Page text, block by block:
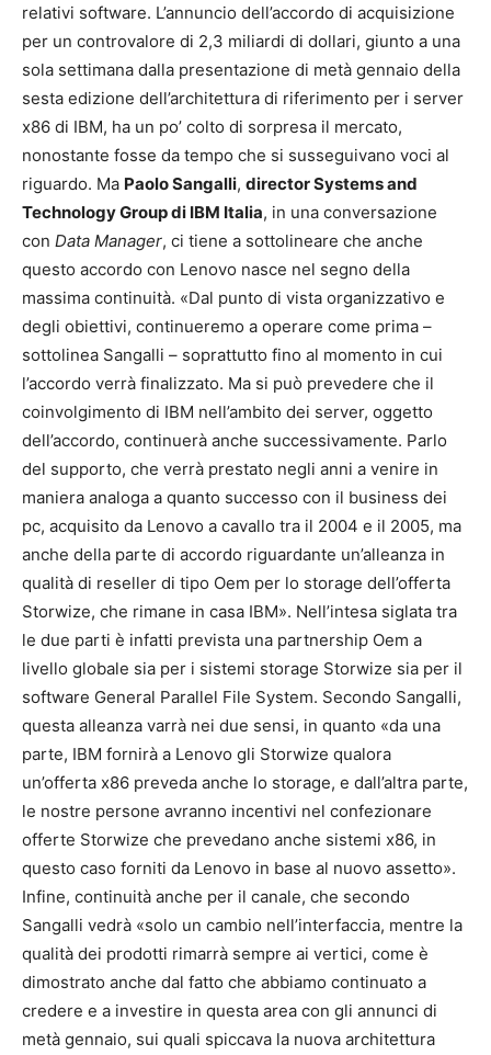
relativi software. L’annuncio dell’accordo di acquisizione
per un controvalore di 2,3 miliardi di dollari, giunto a una
sola settimana dalla presentazione di metà gennaio della
sesta edizione dell’architettura di riferimento per i server
x86 di IBM, ha un po’ colto di sorpresa il mercato,
nonostante fosse da tempo che si susseguivano voci al
riguardo. Ma Paolo Sangalli, director Systems and
Technology Group di IBM Italia, in una conversazione
con Data Manager, ci tiene a sottolineare che anche
questo accordo con Lenovo nasce nel segno della
massima continuità. «Dal punto di vista organizzativo e
degli obiettivi, continueremo a operare come prima –
sottolinea Sangalli – soprattutto fino al momento in cui
l’accordo verrà finalizzato. Ma si può prevedere che il
coinvolgimento di IBM nell’ambito dei server, oggetto
dell’accordo, continuerà anche successivamente. Parlo
del supporto, che verrà prestato negli anni a venire in
maniera analoga a quanto successo con il business dei
pc, acquisito da Lenovo a cavallo tra il 2004 e il 2005, ma
anche della parte di accordo riguardante un’alleanza in
qualità di reseller di tipo Oem per lo storage dell’offerta
Storwize, che rimane in casa IBM». Nell’intesa siglata tra
le due parti è infatti prevista una partnership Oem a
livello globale sia per i sistemi storage Storwize sia per il
software General Parallel File System. Secondo Sangalli,
questa alleanza varrà nei due sensi, in quanto «da una
parte, IBM fornirà a Lenovo gli Storwize qualora
un’offerta x86 preveda anche lo storage, e dall’altra parte,
le nostre persone avranno incentivi nel confezionare
offerte Storwize che prevedano anche sistemi x86, in
questo caso forniti da Lenovo in base al nuovo assetto».
Infine, continuità anche per il canale, che secondo
Sangalli vedrà «solo un cambio nell’interfaccia, mentre la
qualità dei prodotti rimarrà sempre ai vertici, come è
dimostrato anche dal fatto che abbiamo continuato a
credere e a investire in questa area con gli annunci di
metà gennaio, sui quali spiccava la nuova architettura